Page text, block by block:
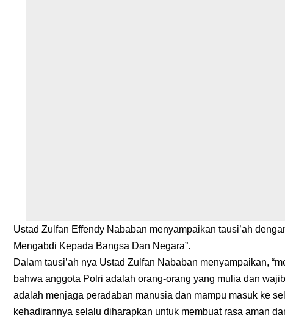
Ustad Zulfan Effendy Nababan menyampaikan tausi’ah
Mengabdi Kepada Bangsa Dan Negara”.
Dalam tausi’ah nya Ustad Zulfan Nababan menyampaikan,
bahwa anggota Polri adalah orang-orang yang mulia dan
adalah menjaga peradaban manusia dan mampu masuk ke
kehadirannya selalu diharapkan untuk membuat rasa aman